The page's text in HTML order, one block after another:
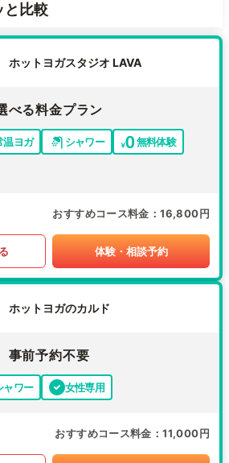
と比較
ホットヨガスタジオ LAVA
べる料金プラン
温ヨガ シャワー
無料体験
おすすめコース料金 16,800円
体験・相談予約
ホットヨガのカルド
事前予約不要
ャワー 女性専用
おすすめコース料金 11,000円